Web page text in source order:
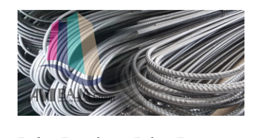
Jasa Konsultan & Desain Perencanaan
BLOG
HUBUNGI